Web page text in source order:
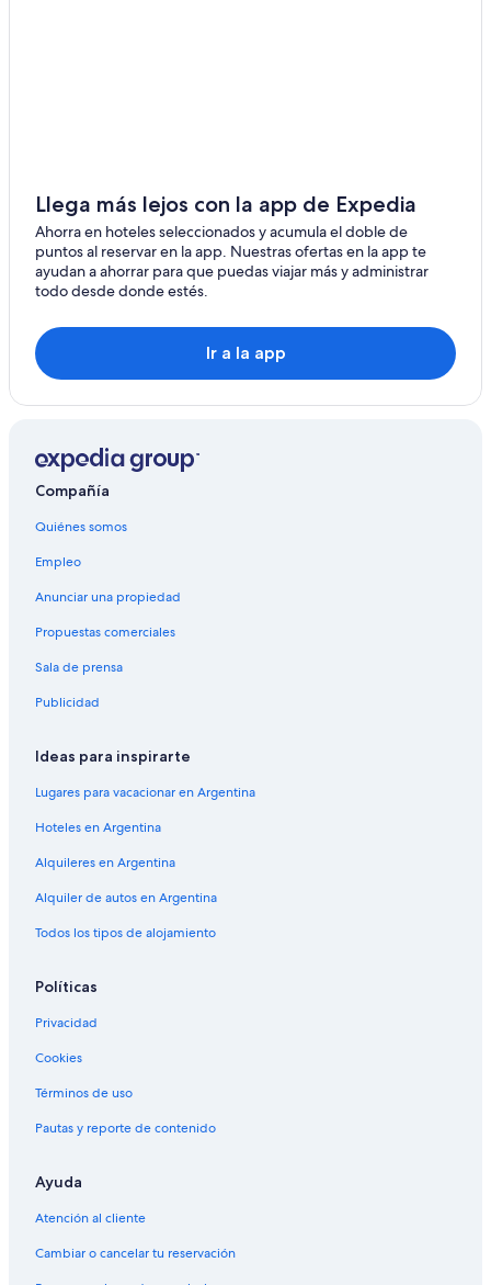
Alquiler de autos cerca de Centro de la ciudad de
Mendoza
Llega más lejos con la app de Expedia
Ahorra en hoteles seleccionados y acumula el doble de
puntos al reservar en la app. Nuestras ofertas en la app te
ayudan a ahorrar para que puedas viajar más y administrar
todo desde donde estés.
Ir a la app
Compañía
Quiénes somos
Empleo
Anunciar una propiedad
Propuestas comerciales
Sala de prensa
Publicidad
Ideas para inspirarte
Lugares para vacacionar en Argentina
Hoteles en Argentina
Alquileres en Argentina
Alquiler de autos en Argentina
Todos los tipos de alojamiento
Políticas
Privacidad
Cookies
Términos de uso
Pautas y reporte de contenido
Ayuda
Atención al cliente
Cambiar o cancelar tu reservación